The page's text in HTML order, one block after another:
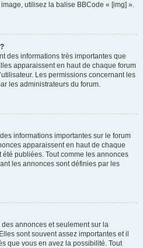
utilisez la balise BBCode « [img] ».
des informations très importantes que
apparaissent en haut de chaque forum
Les permissions concernant les
les administrateurs du forum.
informations importantes sur le forum
apparaissent en haut de chaque
publiées. Tout comme les annonces
les annonces sont définies par les
annonces et seulement sur la
sont souvent assez importantes et il
que vous en avez la possibilité. Tout